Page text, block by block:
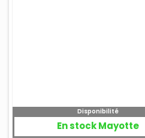
Disponibilité
En stock Mayotte